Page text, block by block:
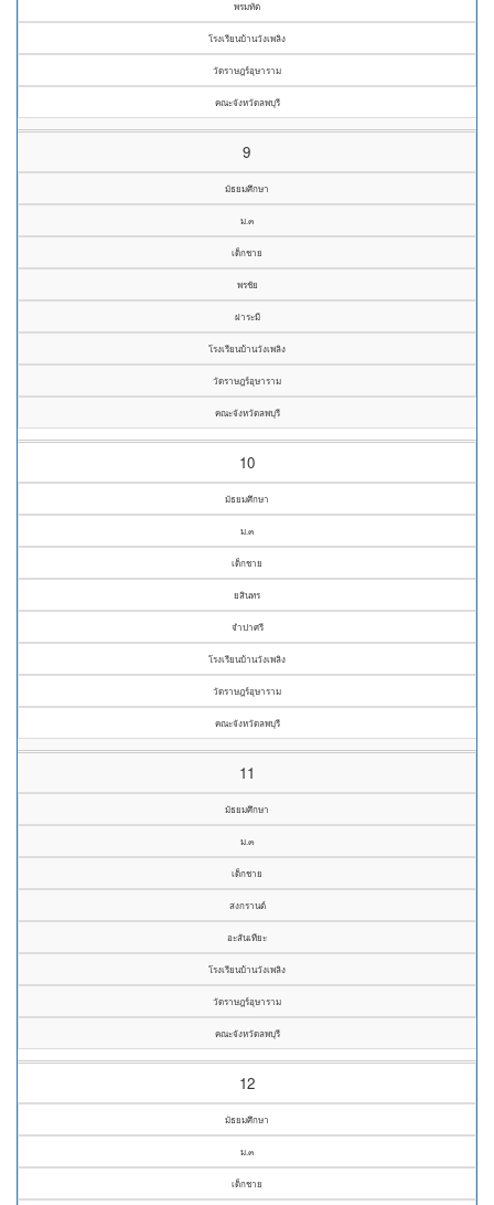
พรมทัต
โรงเรียนบ้านวังเพลิง
วัดราษฎร์อุษาราม
คณะจังหวัดลพบุรี
9
มัธยมศึกษา
ม.๓
เด็กชาย
พรชัย
ฝาระมี
โรงเรียนบ้านวังเพลิง
วัดราษฎร์อุษาราม
คณะจังหวัดลพบุรี
10
มัธยมศึกษา
ม.๓
เด็กชาย
ยสินทร
จำปาศรี
โรงเรียนบ้านวังเพลิง
วัดราษฎร์อุษาราม
คณะจังหวัดลพบุรี
11
มัธยมศึกษา
ม.๓
เด็กชาย
สงกรานต์
อะสันเทียะ
โรงเรียนบ้านวังเพลิง
วัดราษฎร์อุษาราม
คณะจังหวัดลพบุรี
12
มัธยมศึกษา
ม.๓
เด็กชาย